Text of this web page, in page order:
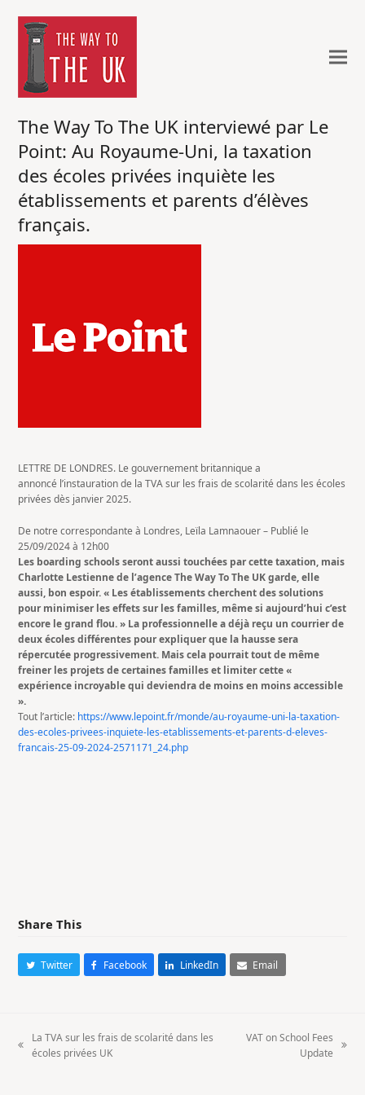
The Way To The UK interviewé par Le
Point: Au Royaume-Uni, la taxation
des écoles privées inquiète les
établissements et parents d’élèves
français.
LETTRE DE LONDRES. Le gouvernement britannique a
annoncé l’instauration de la TVA sur les frais de scolarité dans les écoles
privées dès janvier 2025.
De notre correspondante à Londres, Leïla Lamnaouer – Publié le
25/09/2024 à 12h00
Les boarding schools seront aussi touchées par cette taxation, mais
Charlotte Lestienne de l’agence The Way To The UK garde, elle
aussi, bon espoir. « Les établissements cherchent des solutions
pour minimiser les effets sur les familles, même si aujourd’hui c’est
encore le grand flou. » La professionnelle a déjà reçu un courrier de
deux écoles différentes pour expliquer que la hausse sera
répercutée progressivement. Mais cela pourrait tout de même
freiner les projets de certaines familles et limiter cette «
expérience incroyable qui deviendra de moins en moins accessible
».
Tout l’article: https://www.lepoint.fr/monde/au-royaume-uni-la-taxation-
des-ecoles-privees-inquiete-les-etablissements-et-parents-d-eleves-
francais-25-09-2024-2571171_24.php
Share This
Twitter Facebook LinkedIn Email
previous
La TVA sur les frais de scolarité dans les
écoles privées UK
VAT on School Fees
Update